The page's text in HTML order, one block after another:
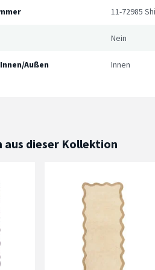
11-72985
Nein
Außen Innen
aus dieser Kollektion